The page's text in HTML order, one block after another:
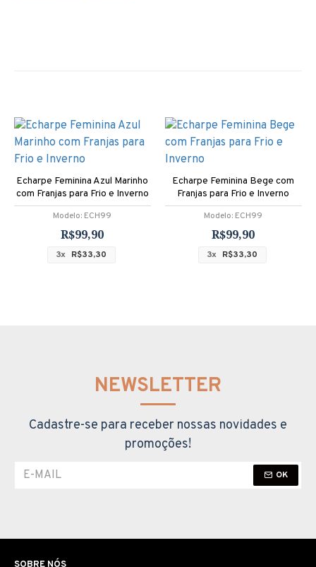
Modelo: ECH99
Echarpe Feminina Azul Marinho
com Franjas para Frio e Inverno
R$99,90
3x R$33,30
Modelo: ECH99
Echarpe Feminina Bege com
Franjas para Frio e Inverno
R$99,90
3x R$33,30
NEWSLETTER
Cadastre-se para receber nossas novidades e
promoções!
OK